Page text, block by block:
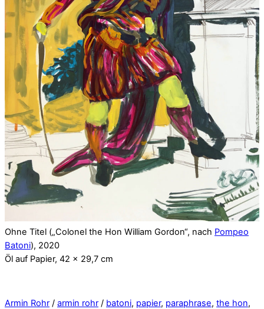
Ohne Titel („Colonel the Hon William Gordon“, nach Pompeo
Batoni), 2020
Öl auf Papier, 42 x 29,7 cm
Armin Rohr / armin rohr / batoni, papier, paraphrase, the hon,